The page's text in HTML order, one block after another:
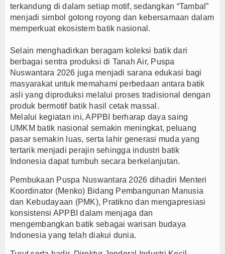
terkandung di dalam setiap motif, sedangkan “Tambal”
menjadi simbol gotong royong dan kebersamaan dalam
memperkuat ekosistem batik nasional.
Selain menghadirkan beragam koleksi batik dari
berbagai sentra produksi di Tanah Air, Puspa
Nuswantara 2026 juga menjadi sarana edukasi bagi
masyarakat untuk memahami perbedaan antara batik
asli yang diproduksi melalui proses tradisional dengan
produk bermotif batik hasil cetak massal.
Melalui kegiatan ini, APPBI berharap daya saing
UMKM batik nasional semakin meningkat, peluang
pasar semakin luas, serta lahir generasi muda yang
tertarik menjadi perajin sehingga industri batik
Indonesia dapat tumbuh secara berkelanjutan.
Pembukaan Puspa Nuswantara 2026 dihadiri Menteri
Koordinator (Menko) Bidang Pembangunan Manusia
dan Kebudayaan (PMK), Pratikno dan mengapresiasi
konsistensi APPBI dalam menjaga dan
mengembangkan batik sebagai warisan budaya
Indonesia yang telah diakui dunia.